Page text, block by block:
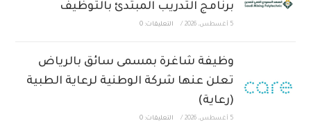
برنامج التدريب المبتدئ بالتوظيف
5 أغسطس، 2026 / التعليقات: 0
وظيفة شاغرة بمسمى سائق بالرياض
تعلن عنها شركة الوطنية لرعاية الطبية
(رعاية)
5 أغسطس، 2026 / التعليقات: 0